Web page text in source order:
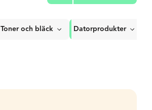
Toner och bläck Datorprodukter